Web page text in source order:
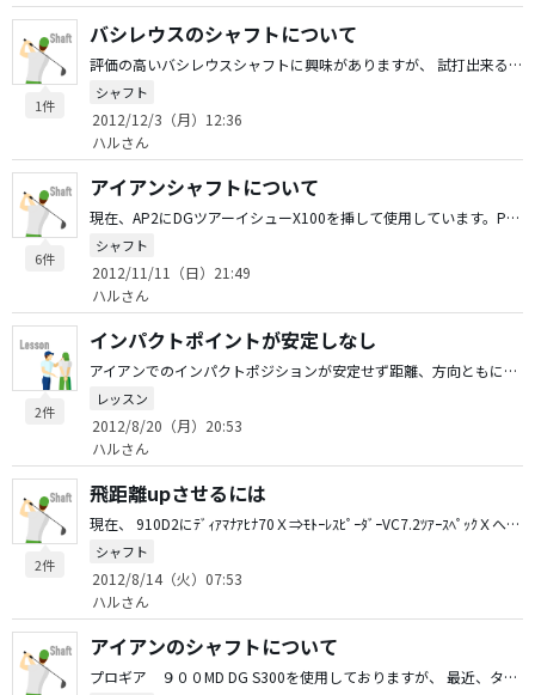
1件
バシレウスのシャフトについて
評価の高いバシレウスシャフトに興味がありますが、 試打出来る環境が無いので質問させていただきました。 現在、ディアマナＢ７０Ｘを使用しており問題ありません。 以前は、アヒナ７０Ｘを使用しておりこちらも問題ありませんでした。 このような私にはバシレウスシャフトだとどのモデルが合うと思われますでしょうか？ 教えてください。 宜しくお願いします。
シャフト
2012/12/3（月）12:36
ハルさん
6件
アイアンシャフトについて
現在、AP2にDGツアーイシューX100を挿して使用しています。P〜6までは問題無いのですが、5と4は苦手意識も有り上手く打つことができません。楽に球が上がるよう5と4だけカーボンシャフに変更も考えていす。アドレスお願いします。
シャフト
2012/11/11（日）21:49
ハルさん
2件
インパクトポイントが安定しなし
アイアンでのインパクトポジションが安定せず距離、方向ともにばらつきが出ます。 アドレスで右足かかとを浮かす（左足１本で立っているような感じ）とインパクトが安定します。 通常のアドレスをするとインパクトポイントがばらつきます。 インパクトがぼけた感じになることが多いです。 このような症状になる原因、修正方法があれば教えてください。
レッスン
2012/8/20（月）20:53
ハルさん
2件
飛距離upさせるには
現在、 910D2にﾃﾞｨｱﾏﾅｱﾋﾅ70Ｘ⇒ﾓﾄｰﾚｽﾋﾟｰﾀﾞｰVC7.2ﾂｱｰｽﾍﾟｯｸＸへ変更し若干飛距離が伸びた感じがします。左が気になりこれ以上は走るシャフトは使用したくないと感じるのですが、 さらに飛距離upさせる方法はありますでしょうか？ 考えるに、ｱﾋﾅ60ｘもしくは、VC6.2ﾂｱｰｽﾍﾟｯｸＸに変更しシャフトを軽くし、 速く振るのが良いかとも思ったりします。 アドバイスお願い致します。
シャフト
2012/8/14（火）07:53
ハルさん
アイアンのシャフトについて
プロギア ９００MD DG S300を使用しておりますが、 最近、タイトリスト AP2 DG S300を購入し2ラウンド程使用しました。 ライ角、重量、バランス、振動数それぞれプロギアに合わせた形で調整をしましたが、 AP2はシャフトが軟らかく感じます。弾道も高く、自分のイメージした目線より高く、もう少し抑えたい感じです。低くする＝ロフトを立てる方法も良いかと思いますが、 リシャフトも考えています。 リシャフトの場合、Ｘ１００とＳ４００が候補になるかと思いますが、 Ｓ３００から移行し易いのはどちらでしょうか？ アドバイスお願いします。